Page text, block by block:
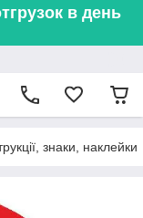
в день
знаки, наклейки